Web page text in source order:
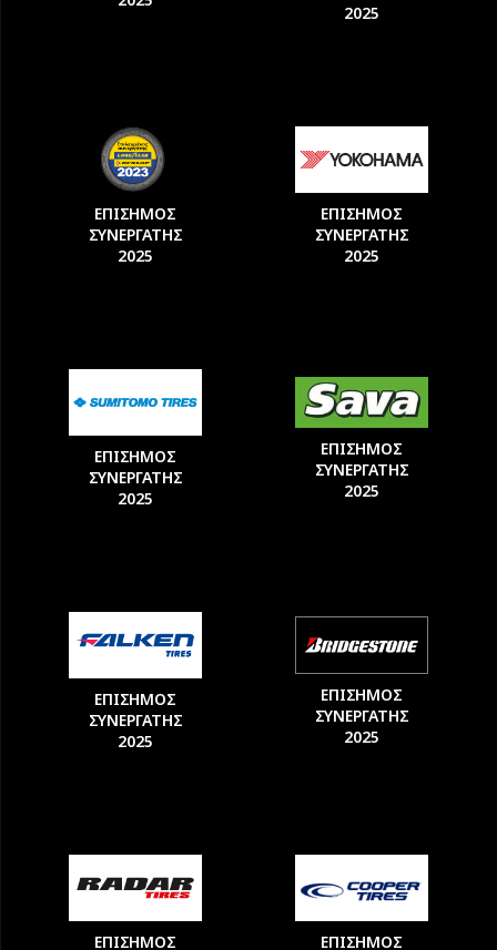
2025
ΕΠΙΣΗΜΟΣ
ΣΥΝΕΡΓΑΤΗΣ
2025
ΕΠΙΣΗΜΟΣ
ΣΥΝΕΡΓΑΤΗΣ
2025
ΕΠΙΣΗΜΟΣ
ΣΥΝΕΡΓΑΤΗΣ
2025
ΕΠΙΣΗΜΟΣ
ΣΥΝΕΡΓΑΤΗΣ
2025
ΕΠΙΣΗΜΟΣ
ΣΥΝΕΡΓΑΤΗΣ
2025
ΕΠΙΣΗΜΟΣ
ΣΥΝΕΡΓΑΤΗΣ
2025
ΕΠΙΣΗΜΟΣ
ΕΠΙΣΗΜΟΣ